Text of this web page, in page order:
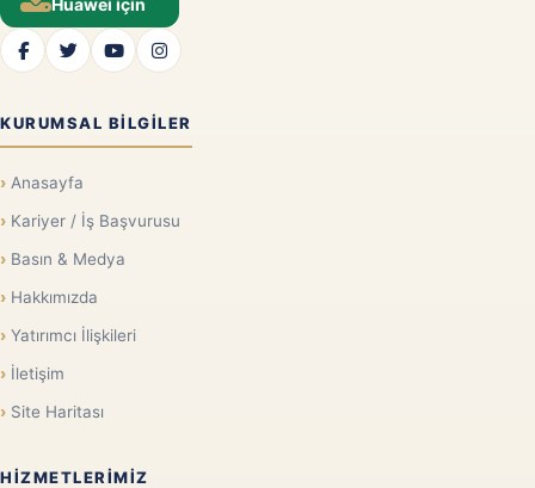
Huawei için
KURUMSAL BILGILER
Anasayfa
Kariyer / İş Başvurusu
Basın & Medya
Hakkımızda
Yatırımcı İlişkileri
İletişim
Site Haritası
HIZMETLERIMIZ